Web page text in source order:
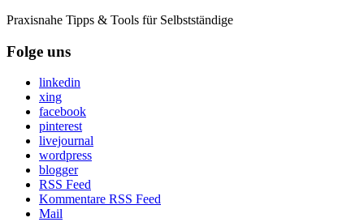
Praxisnahe Tipps & Tools für Selbstständige
Folge uns
linkedin
xing
facebook
pinterest
livejournal
wordpress
blogger
RSS Feed
Kommentare RSS Feed
Mail